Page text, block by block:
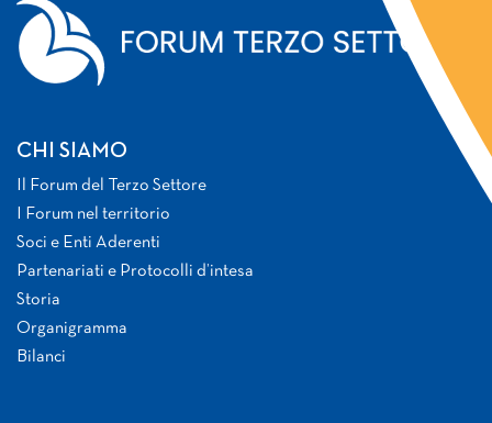
CHI SIAMO
Il Forum del Terzo Settore
I Forum nel territorio
Soci e Enti Aderenti
Partenariati e Protocolli d’intesa
Storia
Organigramma
Bilanci